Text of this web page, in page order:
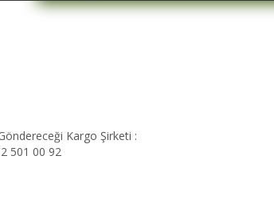
Göndereceği Kargo Şirketi :
501 00 92